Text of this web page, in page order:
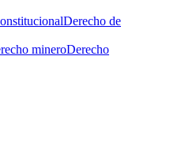
Derecho de
mineroDerecho